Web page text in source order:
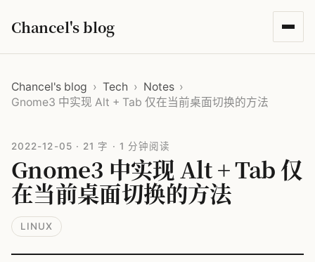
Chancel's blog
Chancel's blog › Tech › Notes ›
Gnome3 中实现 Alt + Tab 仅在当前桌面切换的方法
2022-12-05 · 21 字 · 1 分钟阅读
Gnome3 中实现 Alt + Tab 仅
在当前桌面切换的方法
LINUX